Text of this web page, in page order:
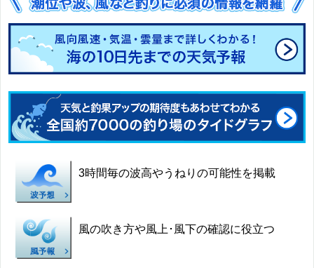
3時間毎の波高やうねりの可能性を掲載
風の吹き方や風上･風下の確認に役立つ